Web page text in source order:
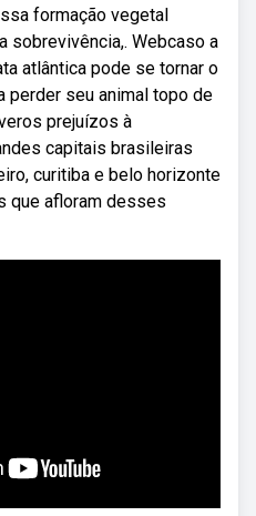
formação vegetal
sobrevivência,. Webcaso a
atlântica pode se tornar o
perder seu animal topo de
prejuízos à
capitais brasileiras
curitiba e belo horizonte
que afloram desses